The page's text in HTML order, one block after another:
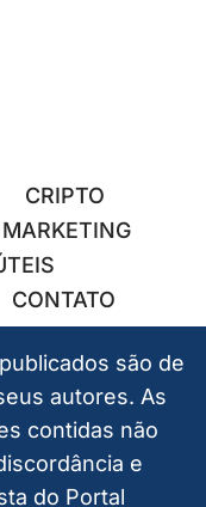
CRIPTO
MARKETING
CONTATO
são de
autores. As
contidas não
e
do Portal